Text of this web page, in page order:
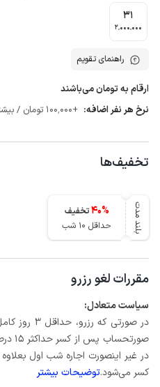
31
2٬000٬000
راهنمای تقویم
ارقام به تومان می‌باشند
نرخ هر نفر اضافه: +100٬000 تومان / بیشتر از 5 نفر
تخفیف‌ها
بلند مدت 40%
تخفیف
حداقل 10 شب
مقررات لغو رزرو
سیاست متعادل:
در صورتی
کسر می‌شود.توضیحات بیشتر